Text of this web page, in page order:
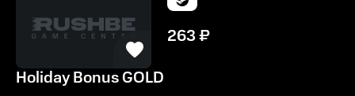
263₽
Holiday Bonus GOLD